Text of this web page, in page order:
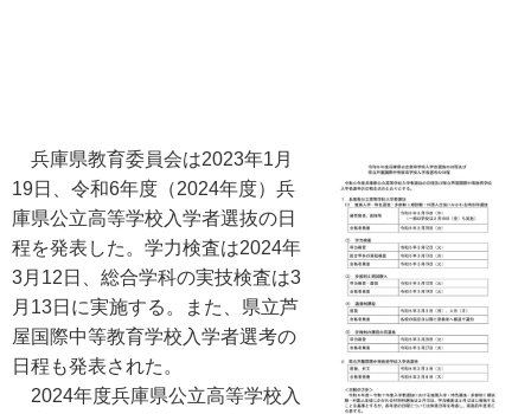
兵庫県教育委員会は2023年1月
19日、令和6年度（2024年度）兵
庫県公立高等学校入学者選抜の日
程を発表した。学力検査は2024年
3月12日、総合学科の実技検査は3
月13日に実施する。また、県立芦
屋国際中等教育学校入学者選考の
日程も発表された。
2024年度兵庫県公立高等学校入